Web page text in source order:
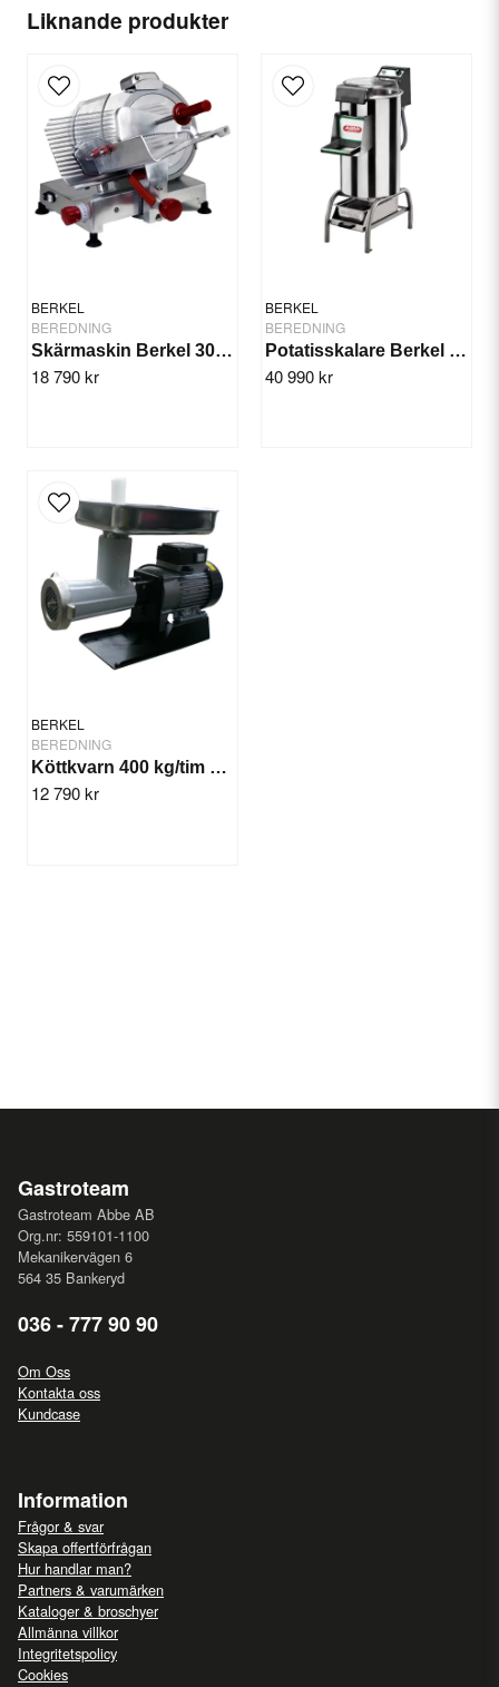
Liknande produkter
BERKEL
BEREDNING
Skärmaskin Berkel 300GE
18 790 kr
BERKEL
BEREDNING
Potatisskalare Berkel PP18
40 990 kr
BERKEL
BEREDNING
Köttkvarn 400 kg/tim Berkel TC32
12 790 kr
Vikt: 13 kg
Ditt namn
email
E-postadress
Ja, ni får publicera min fråga
Gastroteam
Gastroteam Abbe AB
Org.nr: 559101-1100
Mekanikervägen 6
564 35 Bankeryd
036 - 777 90 90
Om Oss
Kontakta oss
Kundcase
Information
Frågor & svar
Skapa offertförfrågan
Hur handlar man?
Partners & varumärken
Kataloger & broschyer
Allmänna villkor
Integritetspolicy
Cookies